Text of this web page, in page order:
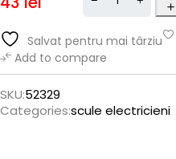
Salvat pentru mai târziu
Add to compare
SKU:52329
Categories:scule electricieni